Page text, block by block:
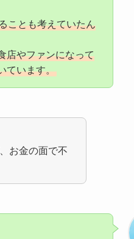
ことも考えていたん
店やファンになって
ています。
お金の面で不